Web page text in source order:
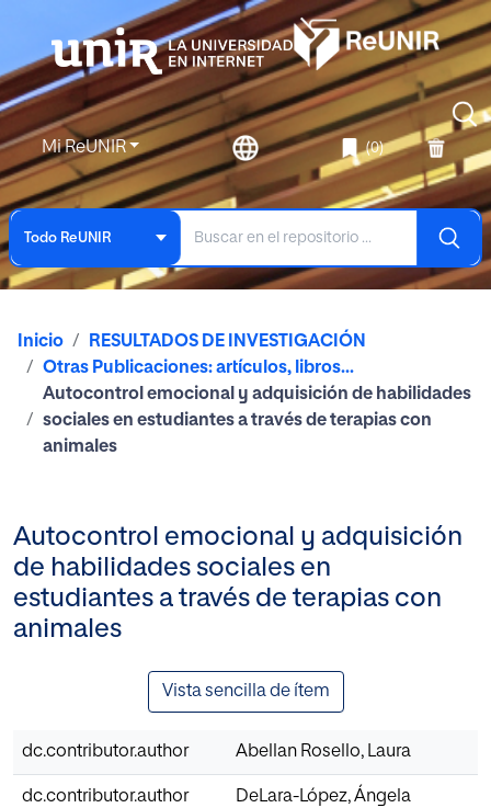
Mi ReUNIR (0)
Todo ReUNIR
Inicio
RESULTADOS DE INVESTIGACIÓN
Otras Publicaciones: artículos, libros...
Autocontrol emocional y adquisición de habilidades
sociales en estudiantes a través de terapias con
animales
Autocontrol emocional y adquisición
de habilidades sociales en
estudiantes a través de terapias con
animales
Vista sencilla de ítem
dc.contributor.author Abellan Rosello, Laura
dc.contributor.author DeLara-López, Ángela